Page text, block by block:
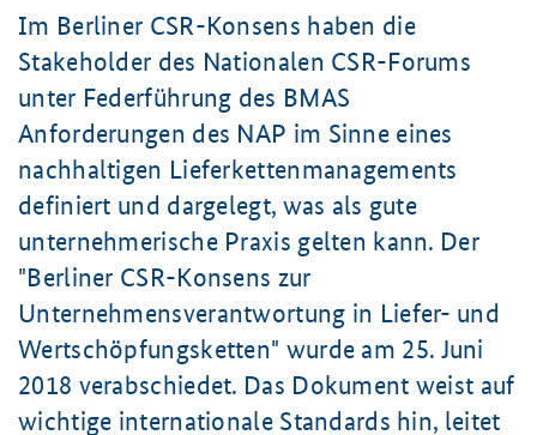
Im Berliner CSR-Konsens haben die
Stakeholder des Nationalen CSR-Forums
unter Federführung des BMAS
Anforderungen des NAP im Sinne eines
nachhaltigen Lieferkettenmanagements
definiert und dargelegt, was als gute
unternehmerische Praxis gelten kann. Der
"Berliner CSR-Konsens zur
Unternehmensverantwortung in Liefer- und
Wertschöpfungsketten" wurde am 25. Juni
2018 verabschiedet. Das Dokument weist auf
wichtige internationale Standards hin, leitet